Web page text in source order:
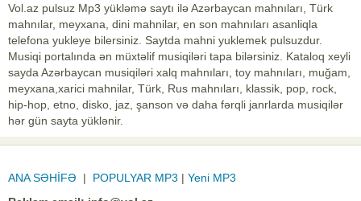
Vol.az pulsuz Mp3 yükləmə saytı ilə Azərbaycan mahnıları, Türk
mahnılar, meyxana, dini mahnilar, en son mahnıları asanliqla
telefona yukleye bilersiniz. Saytda mahni yuklemek pulsuzdur.
Musiqi portalında ən müxtəlif musiqiləri tapa bilərsiniz. Kataloq xeyli
sayda Azərbaycan musiqiləri xalq mahnıları, toy mahnıları, muğam,
meyxana,xarici mahnilar, Türk, Rus mahnıları, klassik, pop, rock,
hip-hop, etno, disko, jaz, şanson və daha fərqli janrlarda musiqilər
hər gün sayta yüklənir.
ANA SƏHİFƏ | POPULYAR MP3 | Yeni MP3